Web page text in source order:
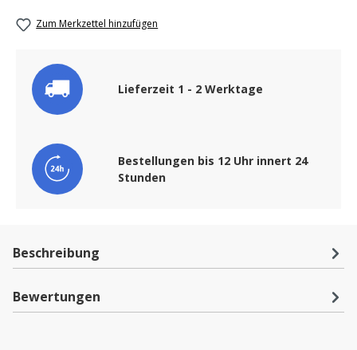
Zum Merkzettel hinzufügen
Lieferzeit 1 - 2 Werktage
Bestellungen bis 12 Uhr innert 24
Stunden
Beschreibung
Bewertungen